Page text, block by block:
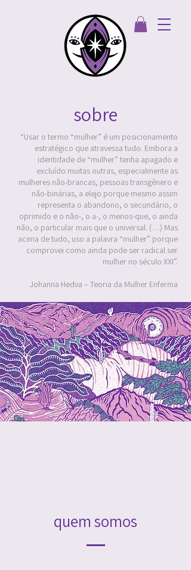
sobre
“Usar o termo “mulher” é um posicionamento
estratégico que atravessa tudo. Embora a
identidade de “mulher” tenha apagado e
excluído muitas outras, especialmente as
mulheres não-brancas, pessoas transgênero e
não-binárias, a elejo porque mesmo assim
representa o abandono, o secundário, o
oprimido e o não-, o a-, o menos-que, o ainda
não, o particular mais que o universal. (…) Mas
acima de tudo, uso a palavra “mulher” porque
comprovei como ainda pode ser radical ser
mulher no século XXI”.
Johanna Hedva – Teoria da Mulher Enferma
quem somos